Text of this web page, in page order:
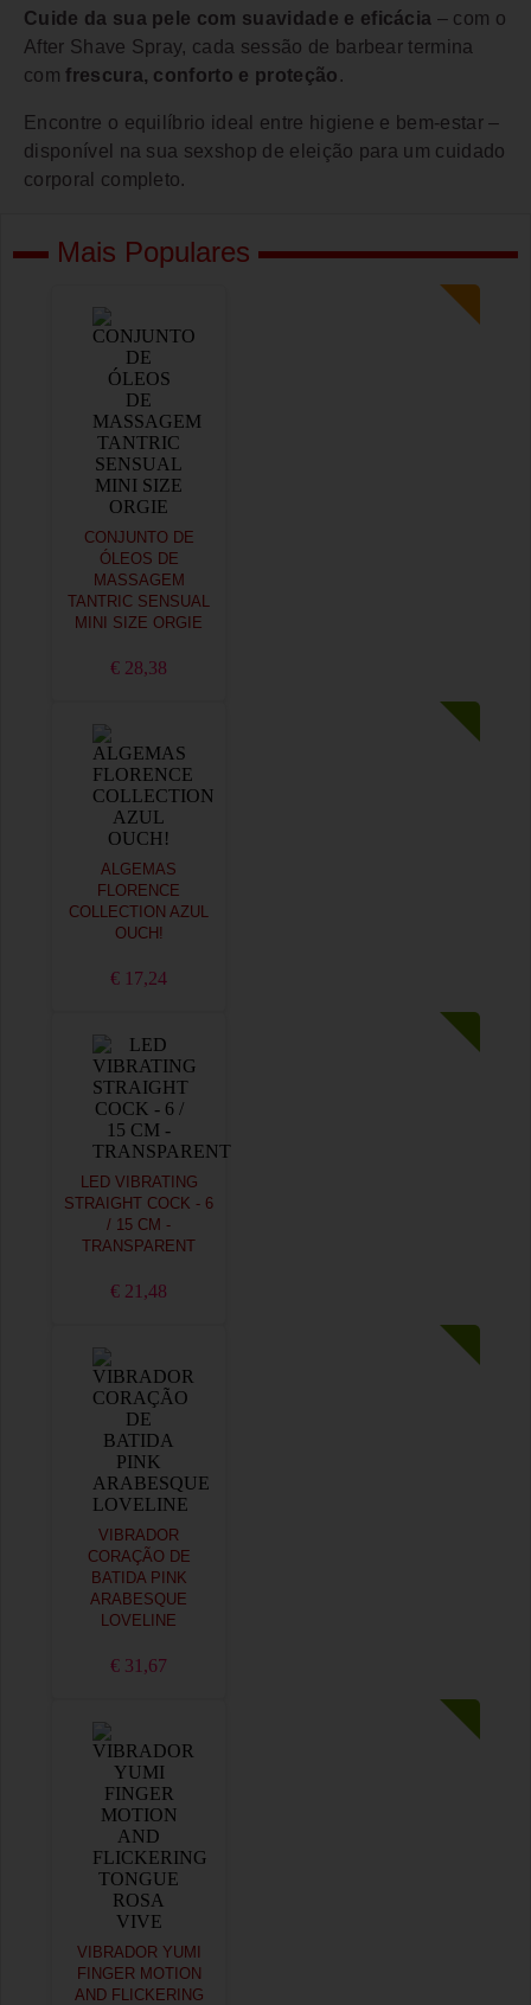
Cuide da sua pele com suavidade e eficácia – com o
After Shave Spray, cada sessão de barbear termina
comfrescura, conforto e proteção .
Encontre o equilíbrio ideal entre higiene e bem-estar –
disponível na sua sexshop de eleição para um cuidado
corporal completo.
Mais Populares
CONJUNTO DE
ÓLEOS DE
MASSAGEM
TANTRIC SENSUAL
MINI SIZE ORGIE
€ 28,38
ALGEMAS
FLORENCE
COLLECTION AZUL
OUCH!
€ 17,24
LED VIBRATING
STRAIGHT COCK - 6
/ 15 CM -
TRANSPARENT
€ 21,48
VIBRADOR
CORAÇÃO DE
BATIDA PINK
ARABESQUE
LOVELINE
€ 31,67
VIBRADOR YUMI
FINGER MOTION
AND FLICKERING